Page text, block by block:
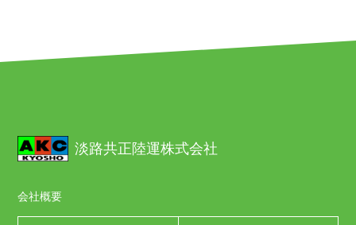
淡路共正陸運株式会社
会社概要